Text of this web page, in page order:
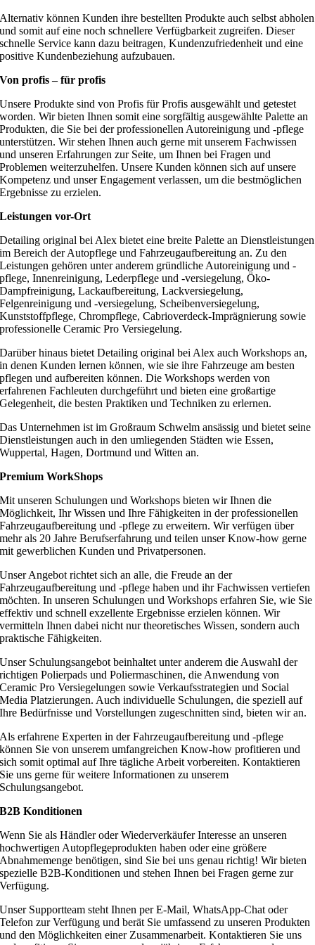
Alternativ können Kunden ihre bestellten Produkte auch selbst abholen
und somit auf eine noch schnellere Verfügbarkeit zugreifen. Dieser
schnelle Service kann dazu beitragen, Kundenzufriedenheit und eine
positive Kundenbeziehung aufzubauen.
Von profis – für profis
Unsere Produkte sind von Profis für Profis ausgewählt und getestet
worden. Wir bieten Ihnen somit eine sorgfältig ausgewählte Palette an
Produkten, die Sie bei der professionellen Autoreinigung und -pflege
unterstützen. Wir stehen Ihnen auch gerne mit unserem Fachwissen
und unseren Erfahrungen zur Seite, um Ihnen bei Fragen und
Problemen weiterzuhelfen. Unsere Kunden können sich auf unsere
Kompetenz und unser Engagement verlassen, um die bestmöglichen
Ergebnisse zu erzielen.
Leistungen vor-Ort
Detailing original bei Alex bietet eine breite Palette an Dienstleistungen
im Bereich der Autopflege und Fahrzeugaufbereitung an. Zu den
Leistungen gehören unter anderem gründliche Autoreinigung und -
pflege, Innenreinigung, Lederpflege und -versiegelung, Öko-
Dampfreinigung, Lackaufbereitung, Lackversiegelung,
Felgenreinigung und -versiegelung, Scheibenversiegelung,
Kunststoffpflege, Chrompflege, Cabrioverdeck-Imprägnierung sowie
professionelle Ceramic Pro Versiegelung.
Darüber hinaus bietet Detailing original bei Alex auch Workshops an,
in denen Kunden lernen können, wie sie ihre Fahrzeuge am besten
pflegen und aufbereiten können. Die Workshops werden von
erfahrenen Fachleuten durchgeführt und bieten eine großartige
Gelegenheit, die besten Praktiken und Techniken zu erlernen.
Das Unternehmen ist im Großraum Schwelm ansässig und bietet seine
Dienstleistungen auch in den umliegenden Städten wie Essen,
Wuppertal, Hagen, Dortmund und Witten an.
Premium WorkShops
Mit unseren Schulungen und Workshops bieten wir Ihnen die
Möglichkeit, Ihr Wissen und Ihre Fähigkeiten in der professionellen
Fahrzeugaufbereitung und -pflege zu erweitern. Wir verfügen über
mehr als 20 Jahre Berufserfahrung und teilen unser Know-how gerne
mit gewerblichen Kunden und Privatpersonen.
Unser Angebot richtet sich an alle, die Freude an der
Fahrzeugaufbereitung und -pflege haben und ihr Fachwissen vertiefen
möchten. In unseren Schulungen und Workshops erfahren Sie, wie Sie
effektiv und schnell exzellente Ergebnisse erzielen können. Wir
vermitteln Ihnen dabei nicht nur theoretisches Wissen, sondern auch
praktische Fähigkeiten.
Unser Schulungsangebot beinhaltet unter anderem die Auswahl der
richtigen Polierpads und Poliermaschinen, die Anwendung von
Ceramic Pro Versiegelungen sowie Verkaufsstrategien und Social
Media Platzierungen. Auch individuelle Schulungen, die speziell auf
Ihre Bedürfnisse und Vorstellungen zugeschnitten sind, bieten wir an.
Als erfahrene Experten in der Fahrzeugaufbereitung und -pflege
können Sie von unserem umfangreichen Know-how profitieren und
sich somit optimal auf Ihre tägliche Arbeit vorbereiten. Kontaktieren
Sie uns gerne für weitere Informationen zu unserem
Schulungsangebot.
B2B Konditionen
Wenn Sie als Händler oder Wiederverkäufer Interesse an unseren
hochwertigen Autopflegeprodukten haben oder eine größere
Abnahmemenge benötigen, sind Sie bei uns genau richtig! Wir bieten
spezielle B2B-Konditionen und stehen Ihnen bei Fragen gerne zur
Verfügung.
Unser Supportteam steht Ihnen per E-Mail, WhatsApp-Chat oder
Telefon zur Verfügung und berät Sie umfassend zu unseren Produkten
und den Möglichkeiten einer Zusammenarbeit. Kontaktieren Sie uns